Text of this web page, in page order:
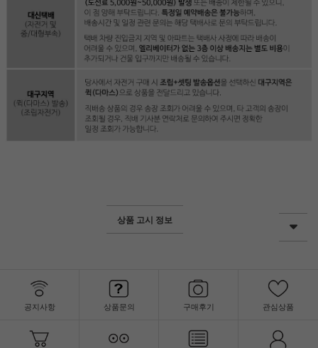
상품 고시 정보
공지사항 상품문의 구매후기 관심상품